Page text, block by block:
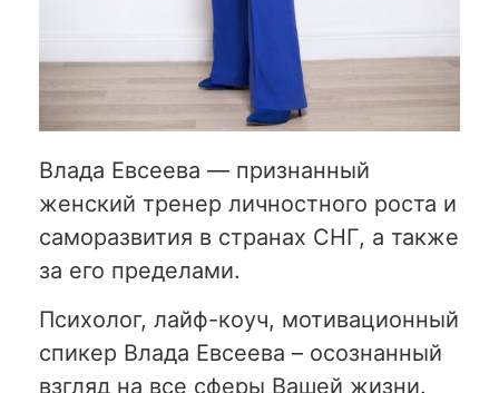
Влада Евсеева — признанный
женский тренер личностного роста и
саморазвития в странах СНГ, а также
за его пределами.
Психолог, лайф-коуч, мотивационный
спикер Влада Евсеева – осознанный
взгляд на все сферы Вашей жизни.